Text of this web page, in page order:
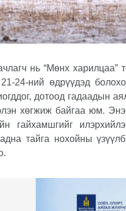
нь “Мөнх харилцаа”
-24-ний өдрүүдэд
дотоод гадаадын
хөгжиж байгаа юм.
гайхамшгийг
тайга нохойны